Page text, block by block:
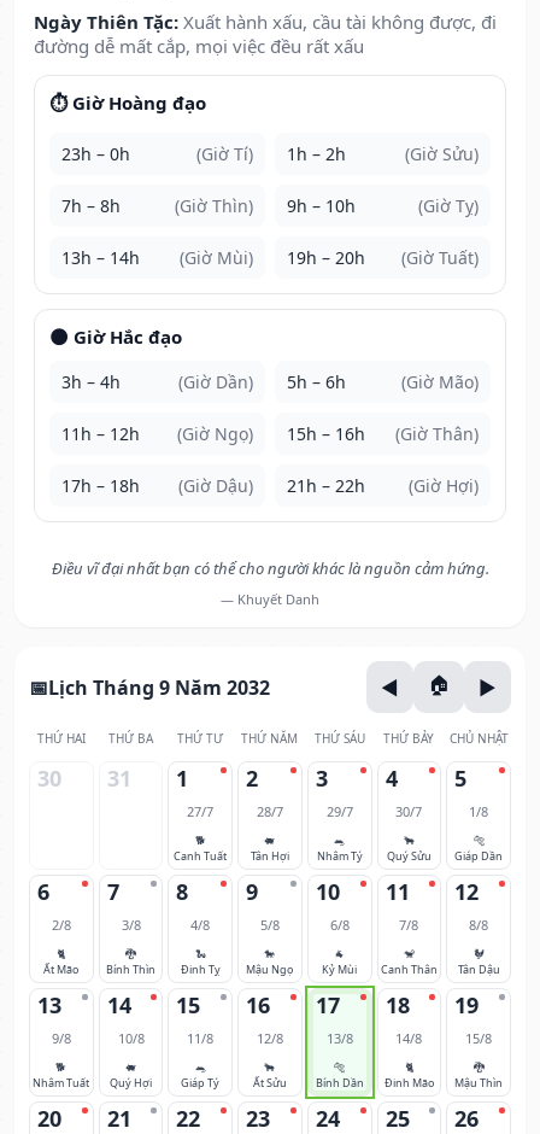
Ngày Thiên Tặc: Xuất hành xấu, cầu tài không được, đi
đường dễ mất cắp, mọi việc đều rất xấu
⏱️ Giờ Hoàng đạo
23h – 0h (Giờ Tí) 1h – 2h (Giờ Sửu)
7h – 8h (Giờ Thìn) 9h – 10h (Giờ Tỵ)
13h – 14h (Giờ Mùi) 19h – 20h (Giờ Tuất)
🌑 Giờ Hắc đạo
3h – 4h (Giờ Dần) 5h – 6h (Giờ Mão)
11h – 12h (Giờ Ngọ) 15h – 16h (Giờ Thân)
17h – 18h (Giờ Dậu) 21h – 22h (Giờ Hợi)
Điều vĩ đại nhất bạn có thể cho người khác là nguồn cảm hứng.
— Khuyết Danh
Lịch Tháng 9 Năm 2032
THỨ HAI THỨ BA THỨ TƯ THỨ NĂM THỨ SÁU THỨ BẢY CHỦ NHẬT
30 31 1
27/7
🐕
Canh Tuất
2
28/7
🐖
Tân Hợi
3
29/7
🐀
Nhâm Tý
4
30/7
🐂
Quý Sửu
5
1/8
🐅
Giáp Dần
6
2/8
🐈
Ất Mão
7
3/8
🐉
Bính Thìn
8
4/8
🐍
Đinh Tỵ
9
5/8
🐎
Mậu Ngọ
10
6/8
🐐
Kỷ Mùi
11
7/8
🐒
Canh Thân
12
8/8
🐓
Tân Dậu
13
9/8
🐕
Nhâm Tuất
14
10/8
🐖
Quý Hợi
15
11/8
🐀
Giáp Tý
16
12/8
🐂
Ất Sửu
17
13/8
🐅
Bính Dần
18
14/8
🐈
Đinh Mão
19
15/8
🐉
Mậu Thìn
20 21 22 23 24 25 26